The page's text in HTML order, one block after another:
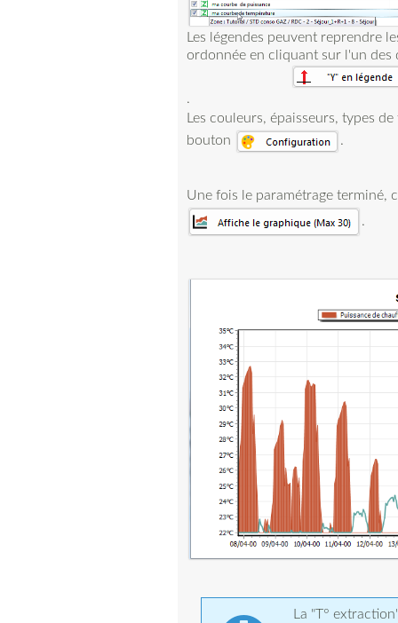
Les légendes peuvent reprendre
ordonnée en cliquant sur l'un
.
Les couleurs, épaisseurs, types
bouton
.
Une fois le paramétrage terminé,
.
La "T°